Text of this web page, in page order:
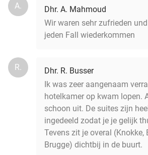
A.
Dhr. A. Mahmoud
Wir waren sehr zufrieden
jeden Fall wiederkommen
R.
Dhr. R. Busser
Ik was zeer aangenaam
hotelkamer op kwam lopen.
schoon uit. De suites zijn
ingedeeld zodat je je gelijk
Tevens zit je overal (Knokke,
Brugge) dichtbij in de buurt.